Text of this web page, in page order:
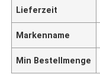
Lieferzeit
Markenname
Min Bestellmenge